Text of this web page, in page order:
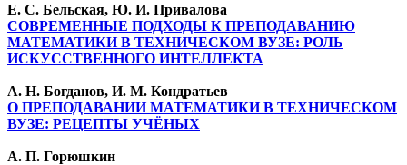
Е. С. Бельская, Ю. И. Привалова
СОВРЕМЕННЫЕ ПОДХОДЫ К ПРЕПОДАВАНИЮ
МАТЕМАТИКИ В ТЕХНИЧЕСКОМ ВУЗЕ: РОЛЬ
ИСКУССТВЕННОГО ИНТЕЛЛЕКТА
А. Н. Богданов, И. М. Кондратьев
О ПРЕПОДАВАНИИ МАТЕМАТИКИ В ТЕХНИЧЕСКОМ
ВУЗЕ: РЕЦЕПТЫ УЧЁНЫХ
А. П. Горюшкин